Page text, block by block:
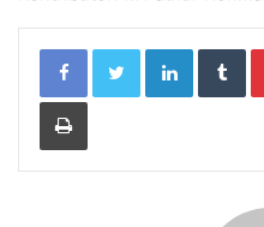
LinkedIn Tumblr
Print